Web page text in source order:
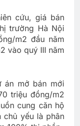
cứu, giá bán
trường Hà Nội
m2 đầu năm
vào quý III năm
án mở bán mới
triệu đồng/m2
cung căn hộ
yếu là phân